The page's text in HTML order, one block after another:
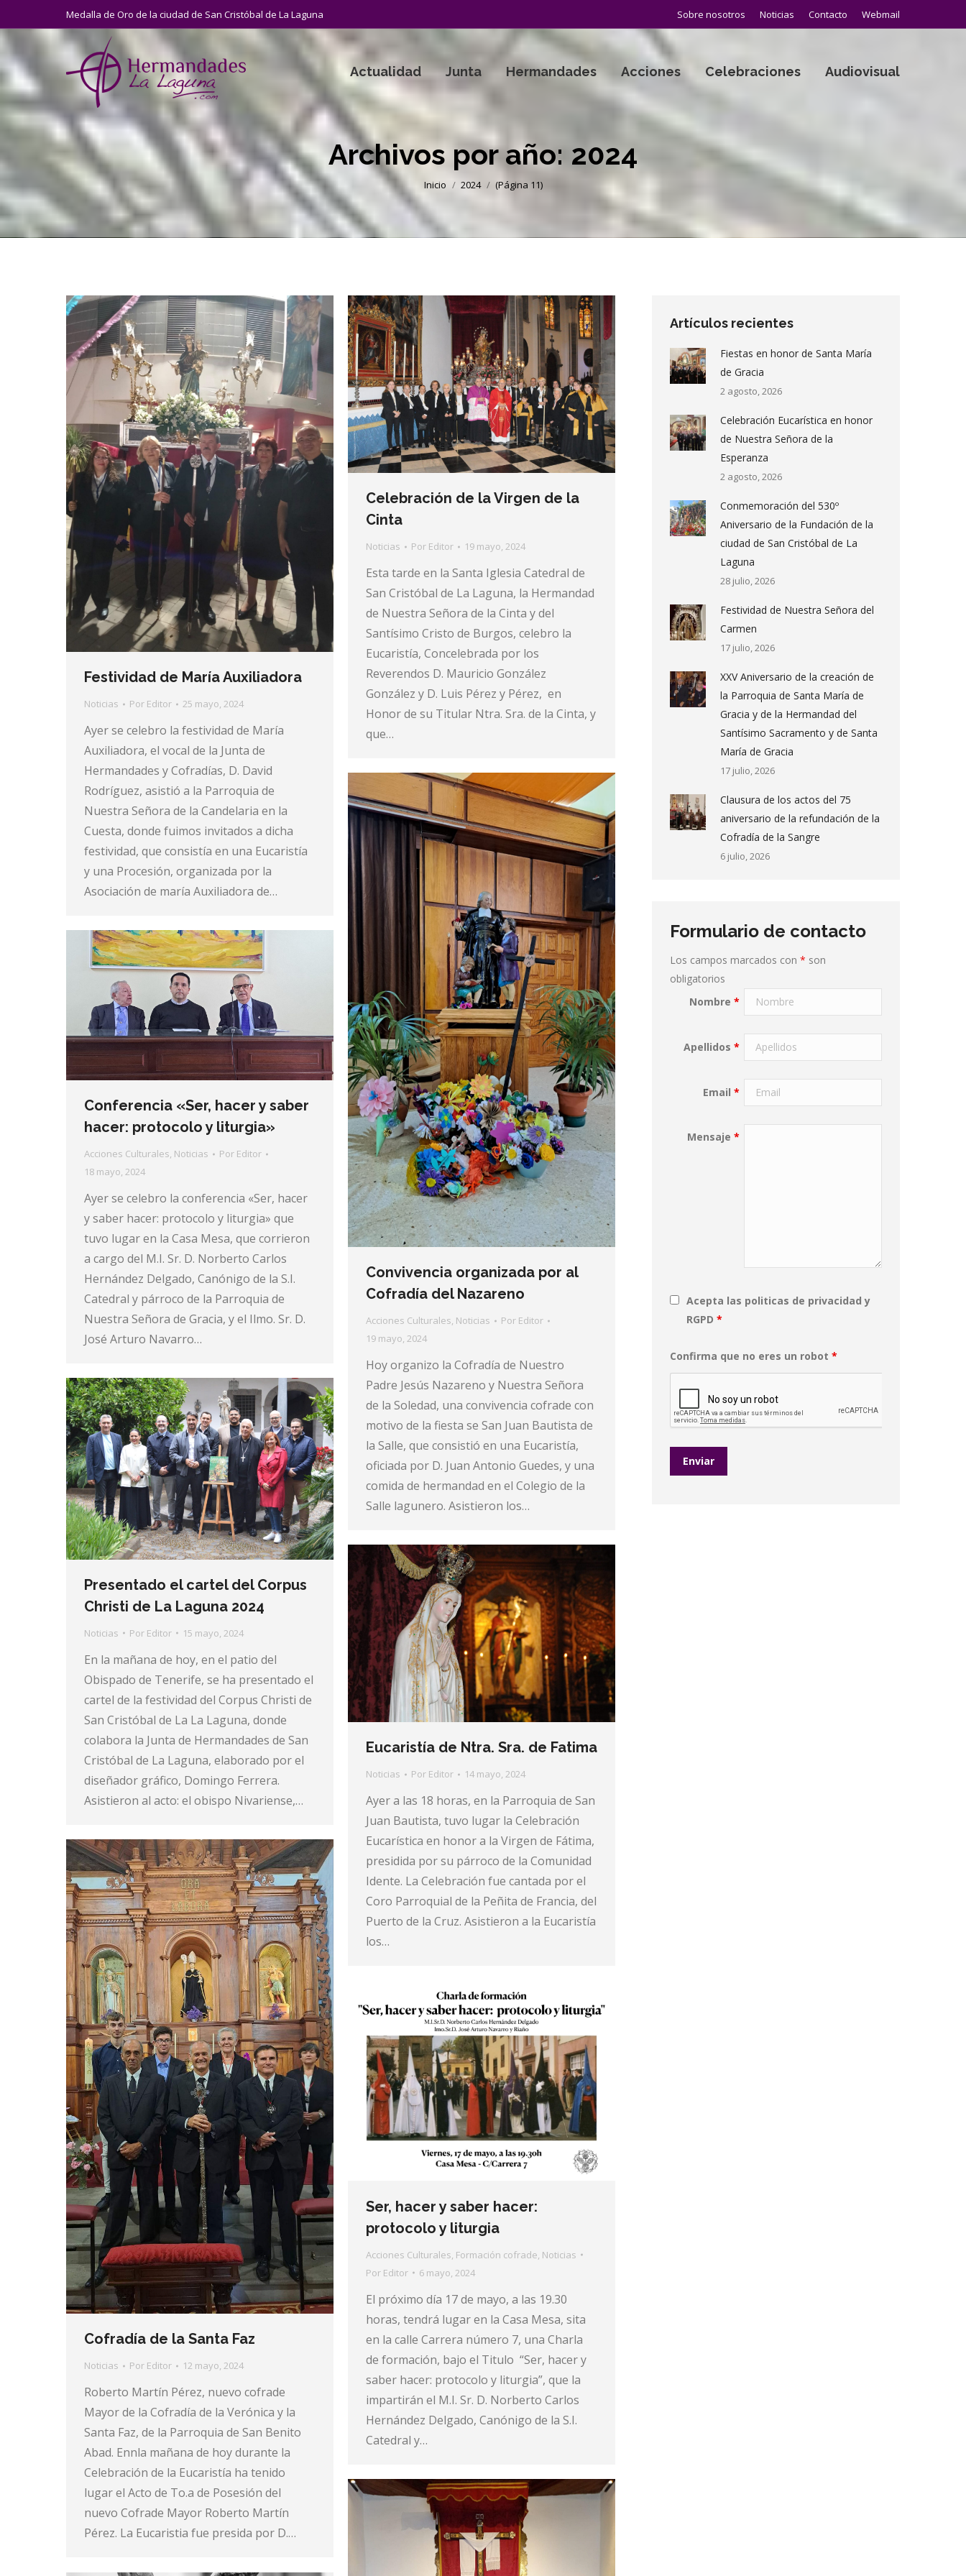
Medalla de Oro de la ciudad de San Cristóbal de La Laguna Sobre nosotros Noticias Contacto Webmail
Actualidad Junta Hermandades Acciones Celebraciones Audiovisual
Archivos por año: 2024
Estás aquí:
Inicio 2024 (Página 11)
Festividad de María Auxiliadora
Noticias Por Editor 25 mayo, 2024
Ayer se celebro la festividad de María
Auxiliadora, el vocal de la Junta de
Hermandades y Cofradías, D. David
Rodríguez, asistió a la Parroquia de
Nuestra Señora de la Candelaria en la
Cuesta, donde fuimos invitados a dicha
festividad, que consistía en una Eucaristía
y una Procesión, organizada por la
Asociación de maría Auxiliadora de…
Celebración de la Virgen de la
Cinta
Noticias Por Editor 19 mayo, 2024
Esta tarde en la Santa Iglesia Catedral de
San Cristóbal de La Laguna, la Hermandad
de Nuestra Señora de la Cinta y del
Santísimo Cristo de Burgos, celebro la
Eucaristía, Concelebrada por los
Reverendos D. Mauricio González
González y D. Luis Pérez y Pérez, en
Honor de su Titular Ntra. Sra. de la Cinta, y
que…
Convivencia organizada por al
Cofradía del Nazareno
Acciones Culturales, Noticias Por Editor
19 mayo, 2024
Hoy organizo la Cofradía de Nuestro
Padre Jesús Nazareno y Nuestra Señora
de la Soledad, una convivencia cofrade con
motivo de la fiesta se San Juan Bautista de
la Salle, que consistió en una Eucaristía,
oficiada por D. Juan Antonio Guedes, y una
comida de hermandad en el Colegio de la
Salle lagunero. Asistieron los…
Conferencia «Ser, hacer y saber
hacer: protocolo y liturgia»
Acciones Culturales, Noticias Por Editor
18 mayo, 2024
Ayer se celebro la conferencia «Ser, hacer
y saber hacer: protocolo y liturgia» que
tuvo lugar en la Casa Mesa, que corrieron
a cargo del M.I. Sr. D. Norberto Carlos
Hernández Delgado, Canónigo de la S.I.
Catedral y párroco de la Parroquia de
Nuestra Señora de Gracia, y el Ilmo. Sr. D.
José Arturo Navarro…
Presentado el cartel del Corpus
Christi de La Laguna 2024
Noticias Por Editor 15 mayo, 2024
En la mañana de hoy, en el patio del
Obispado de Tenerife, se ha presentado el
cartel de la festividad del Corpus Christi de
San Cristóbal de La La Laguna, donde
colabora la Junta de Hermandades de San
Cristóbal de La Laguna, elaborado por el
diseñador gráfico, Domingo Ferrera.
Asistieron al acto: el obispo Nivariense,…
Eucaristía de Ntra. Sra. de Fatima
Noticias Por Editor 14 mayo, 2024
Ayer a las 18 horas, en la Parroquia de San
Juan Bautista, tuvo lugar la Celebración
Eucarística en honor a la Virgen de Fátima,
presidida por su párroco de la Comunidad
Idente. La Celebración fue cantada por el
Coro Parroquial de la Peñita de Francia, del
Puerto de la Cruz. Asistieron a la Eucaristía
los…
Cofradía de la Santa Faz
Noticias Por Editor 12 mayo, 2024
Roberto Martín Pérez, nuevo cofrade
Mayor de la Cofradía de la Verónica y la
Santa Faz, de la Parroquia de San Benito
Abad. Ennla mañana de hoy durante la
Celebración de la Eucaristía ha tenido
lugar el Acto de To.a de Posesión del
nuevo Cofrade Mayor Roberto Martín
Pérez. La Eucaristia fue presida por D.…
Ser, hacer y saber hacer:
protocolo y liturgia
Acciones Culturales, Formación cofrade, Noticias
Por Editor 6 mayo, 2024
El próximo día 17 de mayo, a las 19.30
horas, tendrá lugar en la Casa Mesa, sita
en la calle Carrera número 7, una Charla
de formación, bajo el Titulo “Ser, hacer y
saber hacer: protocolo y liturgia”, que la
impartirán el M.I. Sr. D. Norberto Carlos
Hernández Delgado, Canónigo de la S.I.
Catedral y…
Artículos recientes
Fiestas en honor de Santa María
de Gracia
2 agosto, 2026
Celebración Eucarística en honor
de Nuestra Señora de la
Esperanza
2 agosto, 2026
Conmemoración del 530º
Aniversario de la Fundación de la
ciudad de San Cristóbal de La
Laguna
28 julio, 2026
Festividad de Nuestra Señora del
Carmen
17 julio, 2026
XXV Aniversario de la creación de
la Parroquia de Santa María de
Gracia y de la Hermandad del
Santísimo Sacramento y de Santa
María de Gracia
17 julio, 2026
Clausura de los actos del 75
aniversario de la refundación de la
Cofradía de la Sangre
6 julio, 2026
Formulario de contacto
Los campos marcados con * son
obligatorios
Nombre*
Apellidos*
Email*
Mensaje*
Acepta las politicas de privacidad y
RGPD *
Confirma que no eres un robot *